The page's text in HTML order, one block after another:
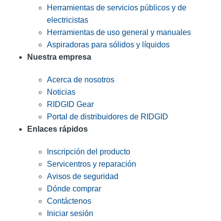
Herramientas de servicios públicos y de
electricistas
Herramientas de uso general y manuales
Aspiradoras para sólidos y líquidos
Nuestra empresa
Acerca de nosotros
Noticias
RIDGID Gear
Portal de distribuidores de RIDGID
Enlaces rápidos
Inscripción del producto
Servicentros y reparación
Avisos de seguridad
Dónde comprar
Contáctenos
Iniciar sesión